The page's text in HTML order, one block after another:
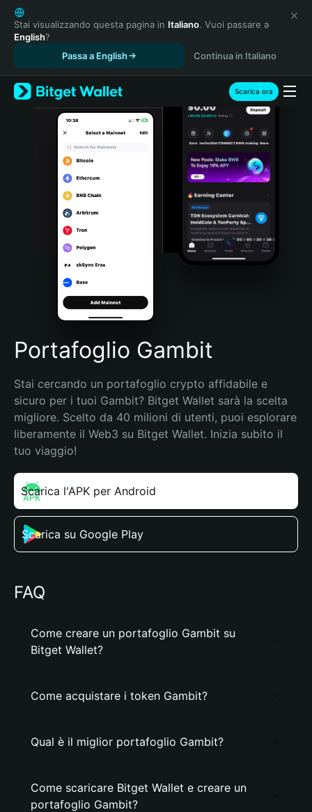
English
日本語
Tiếng Việt
Español (Latinoamérica)
Türkçe
Italiano
Português (Portugal)
Bahasa Indonesia
Português (Brasil)
Español (Argentina)
Stai visualizzando questa pagina in Italiano. Vuoi passare a
English?
Passa a English
Continua in Italiano
Scarica ora
Portafoglio Gambit
Stai cercando un portafoglio crypto affidabile e
sicuro per i tuoi Gambit? Bitget Wallet sarà la scelta
migliore. Scelto da 40 milioni di utenti, puoi esplorare
liberamente il Web3 su Bitget Wallet. Inizia subito il
tuo viaggio!
Scarica l'APK per Android
Scarica su Google Play
FAQ
Come creare un portafoglio Gambit su
Bitget Wallet?
Come acquistare i token Gambit?
Qual è il miglior portafoglio Gambit?
Come scaricare Bitget Wallet e creare un
portafoglio Gambit?